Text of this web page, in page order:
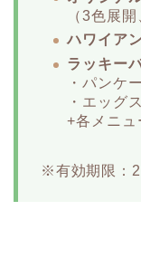
（3色展
ハワイア
ラッキー
・パンケ
・エッグ
+各メニュ
※有効期限：